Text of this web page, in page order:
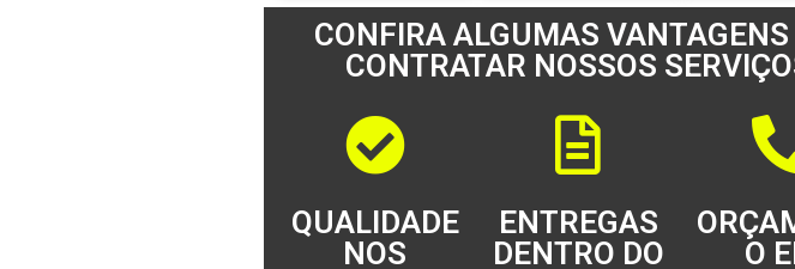
CONFIRA ALGUMAS
CONTRATAR NOSSOS
QUALIDADE
NOS
ENTREGAS
DENTRO DO
O